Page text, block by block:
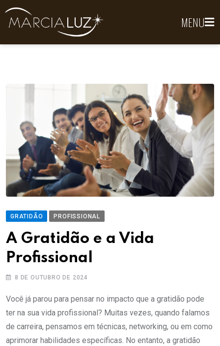
MENU
GRATIDÃO PROFISSIONAL
A Gratidão e a Vida
Profissional
8 DE OUTUBRO DE 2024
Você já parou para pensar no impacto que a gratidão pode
ter na sua vida profissional? Muitas vezes, quando falamos
de carreira, pensamos em técnicas, networking, ou em como
aprimorar habilidades específicas. No entanto, a gratidão